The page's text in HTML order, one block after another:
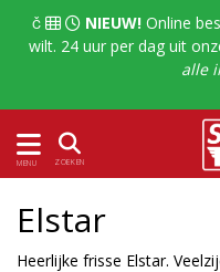
   NIEUW!Online
wilt. 24 uur per dag uit
alle
MENU ZOEKEN
Elstar
Heerlijke frisse Elstar.